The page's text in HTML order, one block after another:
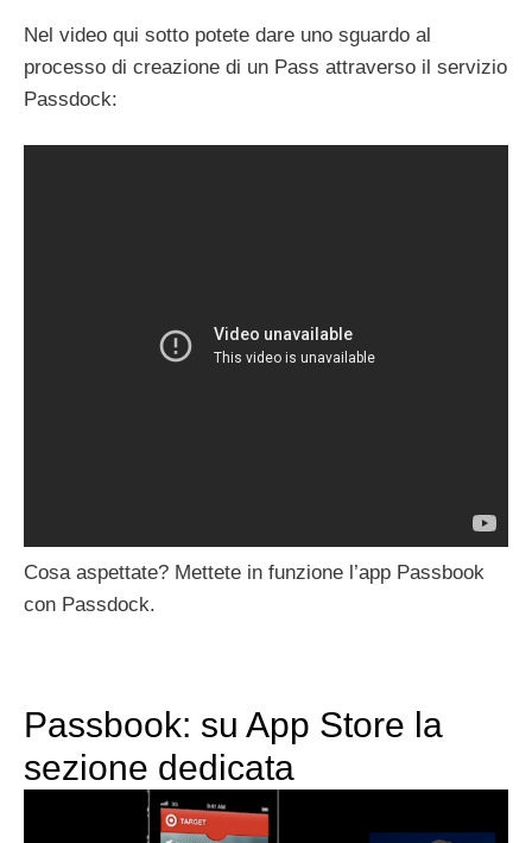
Nel video qui sotto potete dare uno sguardo al
processo di creazione di un Pass attraverso il servizio
Passdock:
Cosa aspettate? Mettete in funzione l’app Passbook
con Passdock.
Passbook: su App Store la
sezione dedicata